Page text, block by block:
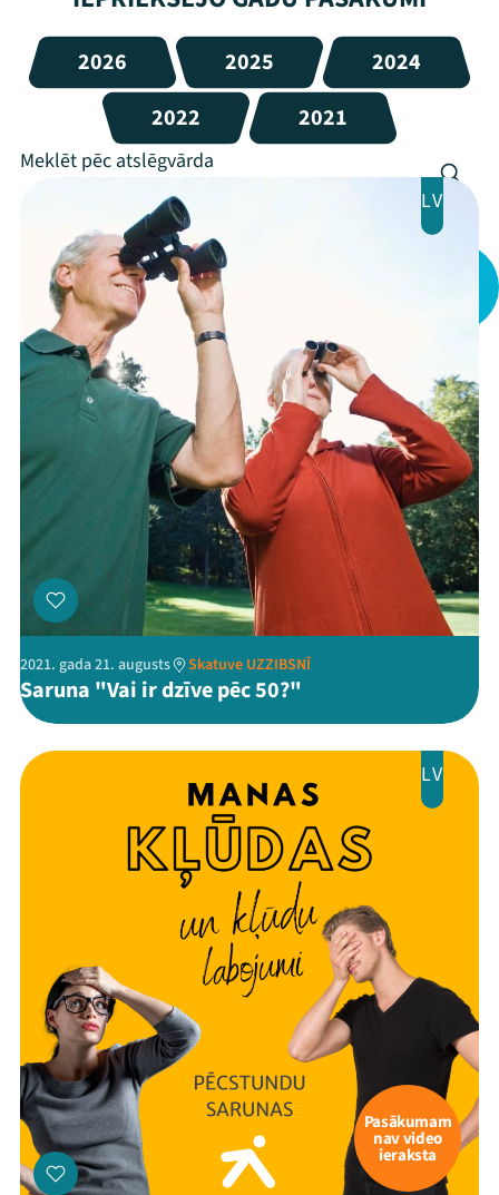
2026 2025
2024
2022
2021
LV
2021. gada 21. augusts Skatuve UZZIBSNĪ
Saruna "Vai ir dzīve pēc 50?"
LV
Pasākumam
nav video
ieraksta